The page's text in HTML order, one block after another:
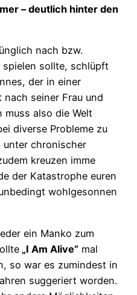
– deutlich hinter den
nach bzw.
spielen sollte, schlüpft
der in einer
seiner Frau und
muss also die Welt
diverse Probleme zu
unter chronischer
kreuzen imme
der Katastrophe euren
wohlgesonnen
ein Manko zum
„I Am Alive“ mal
so war es zumindest in
suggeriert worden.